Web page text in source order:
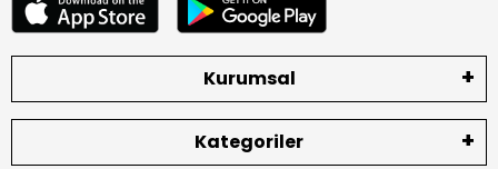
Kurumsal
Kategoriler